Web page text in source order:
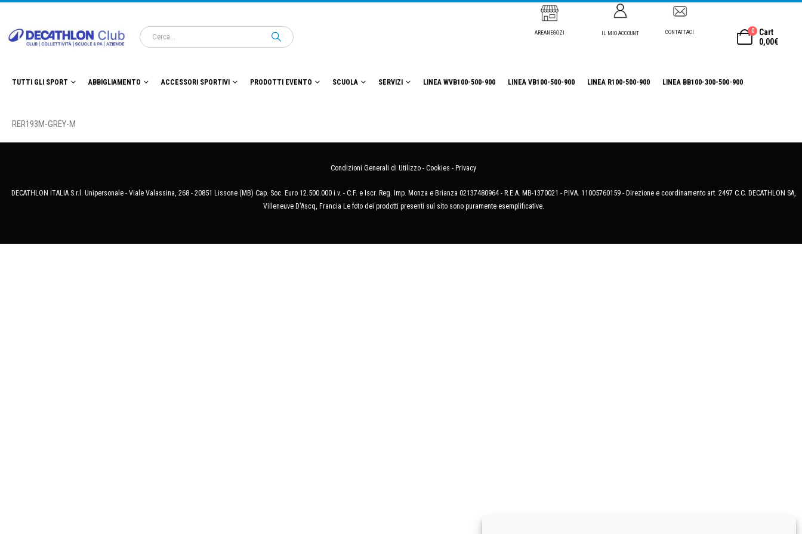
AREANEGOZI IL MIO ACCOUNT CONTATTACI 0
Cart
0,00€
TUTTI GLI SPORT ABBIGLIAMENTO ACCESSORI SPORTIVI PRODOTTI EVENTO SCUOLA SERVIZI LINEA WVB100-500-900 LINEA VB100-500-900 LINEA R100-500-900 LINEA BB100-300-500-900
RER193M-GREY-M
Condizioni Generali di Utilizzo - Cookies - Privacy
DECATHLON ITALIA S.r.l. Unipersonale - Viale Valassina, 268 - 20851 Lissone (MB) Cap. Soc. Euro 12.500.000 i.v. - C.F. e Iscr. Reg. Imp. Monza e Brianza 02137480964 - R.E.A. MB-1370021 - P.IVA. 11005760159 - Direzione e coordinamento art. 2497 C.C. DECATHLON SA,
Villeneuve D'Ascq, Francia Le foto dei prodotti presenti sul sito sono puramente esemplificative.